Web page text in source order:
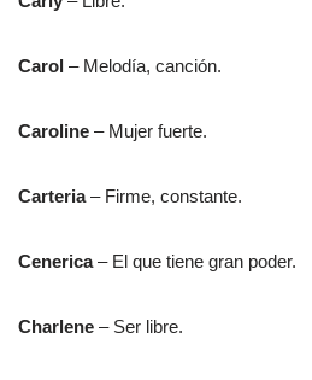
Carol – Melodía, canción.
Caroline – Mujer fuerte.
Carteria– Firme, constante.
Cenerica– El que tiene gran poder.
Charlene – Ser libre.